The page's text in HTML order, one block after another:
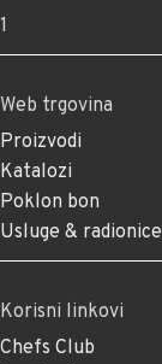
1
Web trgovina
Proizvodi
Katalozi
Poklon bon
Usluge & radionice
Korisni linkovi
Chefs Club